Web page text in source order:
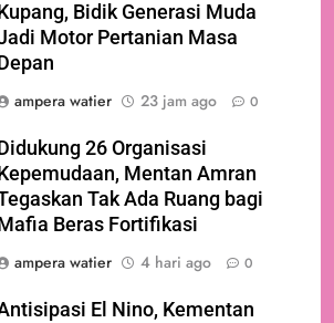
Kupang, Bidik Generasi Muda
Motor Pertanian Masa
Depan
ampera watier
23 jam ago 0
Didukung 26 Organisasi
Kepemudaan, Mentan Amran
Tak Ada Ruang bagi
Mafia Beras Fortifikasi
ampera watier
4 hari ago 0
El Nino, Kementan